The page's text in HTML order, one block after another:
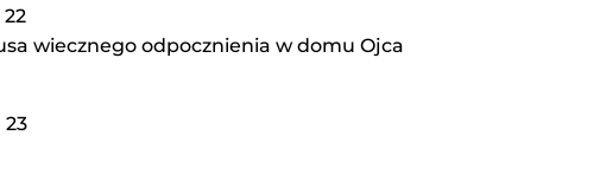
wiecznego odpocznienia w domu Ojca
23